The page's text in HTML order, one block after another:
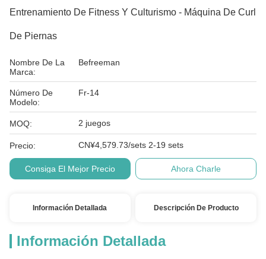
Entrenamiento De Fitness Y Culturismo - Máquina De Curl
De Piernas
Nombre De La
Marca:
Befreeman
Número De
Modelo:
Fr-14
MOQ: 2 juegos
Precio: CN¥4,579.73/sets 2-19 sets
Consiga El Mejor Precio Ahora Charle
Información Detallada Descripción De Producto
Información Detallada